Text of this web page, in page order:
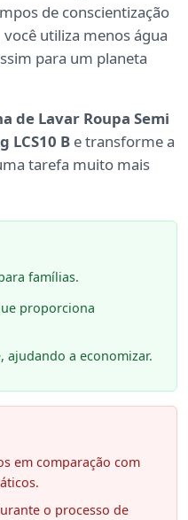
de conscientização
utiliza menos água
para um planeta
de Lavar Roupa Semi
LCS10 B e transforme a
tarefa muito mais
famílias.
proporciona
ajudando a economizar.
em comparação com
o processo de